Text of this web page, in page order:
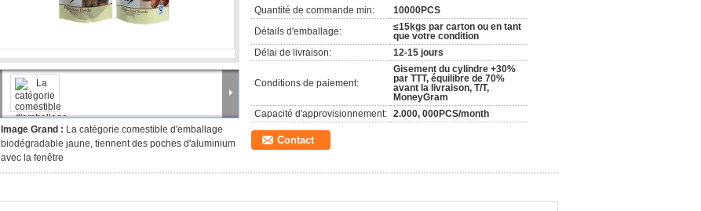
Image Grand : La catégorie comestible d'emballage
biodégradable jaune, tiennent des poches d'aluminium
avec la fenêtre
Quantité de commande min:
10000PCS
Détails d'emballage:
≤15kgs par carton ou en tant
que votre condition
Délai de livraison:
12-15 jours
Conditions de paiement:
Gisement du cylindre +30%
par TTT, équilibre de 70%
avant la livraison, T/T,
MoneyGram
Capacité d'approvisionnement: 2.000, 000PCS/month
Contact